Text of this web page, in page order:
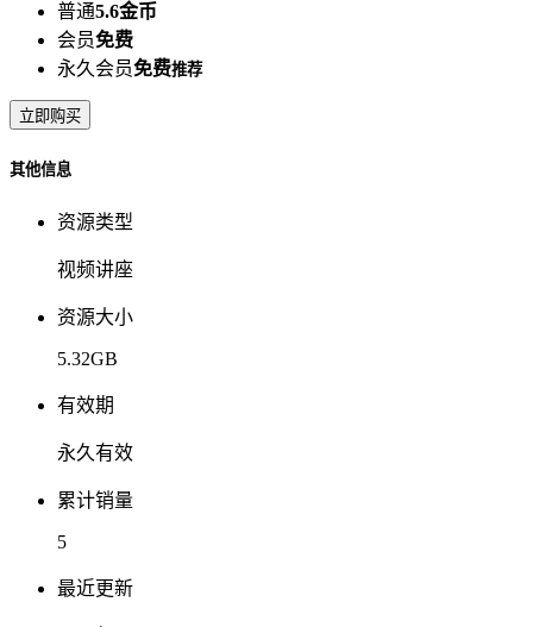
普通5.6金币
会员免费
永久会员免费推荐
立即购买
其他信息
资源类型
视频讲座
资源大小
5.32GB
有效期
永久有效
累计销量
5
最近更新